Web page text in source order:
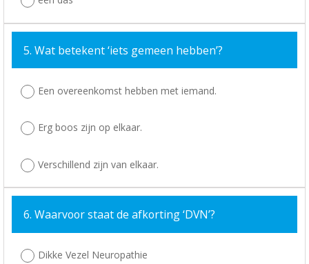
5. Wat betekent ‘iets gemeen hebben’?
Een overeenkomst hebben met iemand.
Erg boos zijn op elkaar.
Verschillend zijn van elkaar.
6. Waarvoor staat de afkorting ‘DVN’?
Dikke Vezel Neuropathie